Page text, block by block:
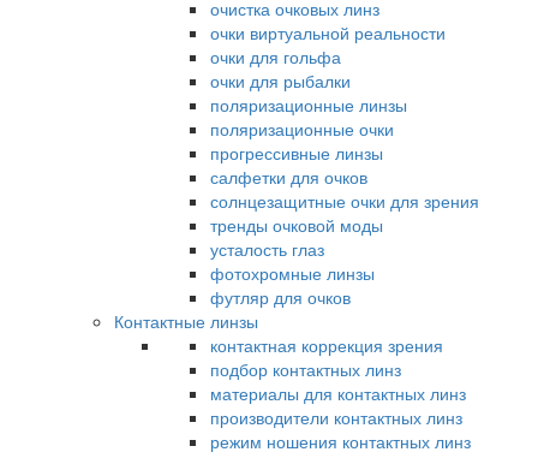
очистка очковых линз
очки виртуальной реальности
очки для гольфа
очки для рыбалки
поляризационные линзы
поляризационные очки
прогрессивные линзы
салфетки для очков
солнцезащитные очки для зрения
тренды очковой моды
усталость глаз
фотохромные линзы
футляр для очков
Контактные линзы
контактная коррекция зрения
подбор контактных линз
материалы для контактных линз
производители контактных линз
режим ношения контактных линз